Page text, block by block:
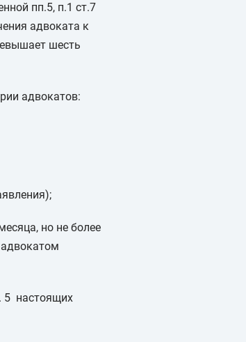
пп.5, п.1 ст.7
адвоката к
шесть
адвокатов:
но не более
5 настоящих